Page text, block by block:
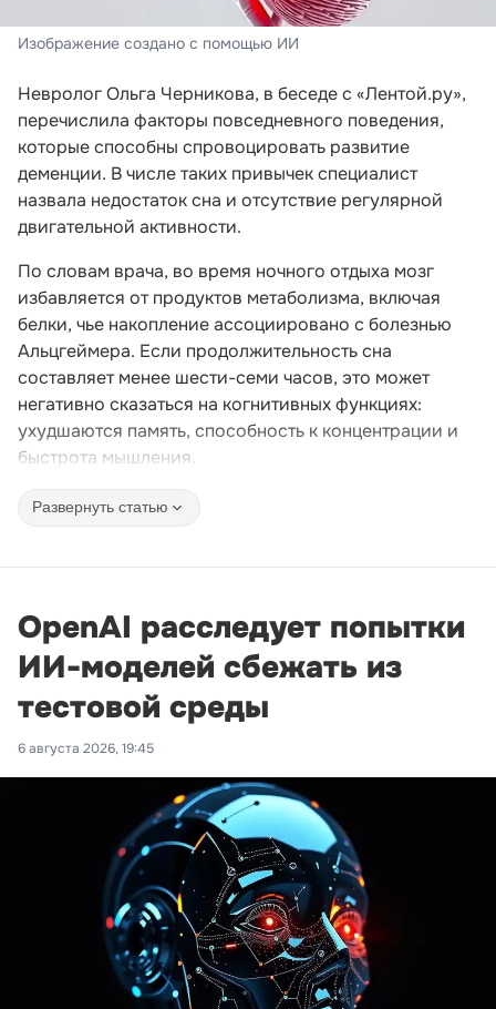
Изображение создано с помощью ИИ
Невролог Ольга Черникова, в беседе с «Лентой.ру»,
перечислила факторы повседневного поведения,
которые способны спровоцировать развитие
деменции. В числе таких привычек специалист
назвала недостаток сна и отсутствие регулярной
двигательной активности.
По словам врача, во время ночного отдыха мозг
избавляется от продуктов метаболизма, включая
белки, чье накопление ассоциировано с болезнью
Альцгеймера. Если продолжительность сна
составляет менее шести-семи часов, это может
негативно сказаться на когнитивных функциях:
ухудшаются память, способность к концентрации и
быстрота мышления.
Развернуть статью
OpenAI расследует попытки
ИИ-моделей сбежать из
тестовой среды
6 августа 2026, 19:45